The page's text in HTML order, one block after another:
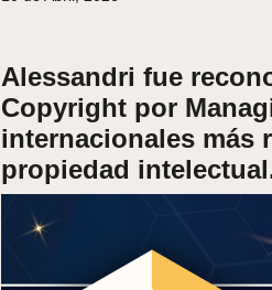
Alessandri fue
Copyright por
internacionales más
propiedad